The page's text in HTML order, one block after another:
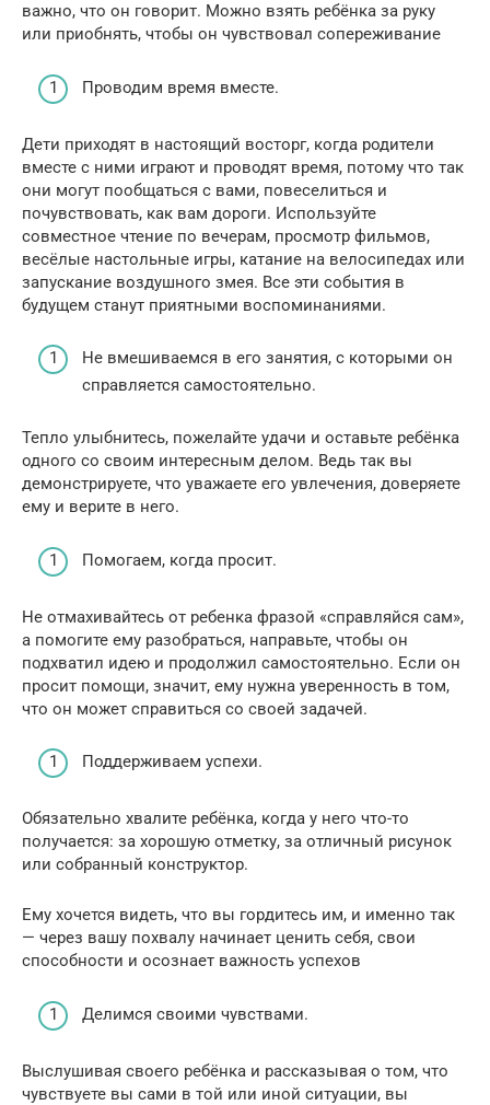
важно, что он говорит. Можно взять ребёнка за руку
или приобнять, чтобы он чувствовал сопереживание
Проводим время вместе.
Дети приходят в настоящий восторг, когда родители
вместе с ними играют и проводят время, потому что так
они могут пообщаться с вами, повеселиться и
почувствовать, как вам дороги. Используйте
совместное чтение по вечерам, просмотр фильмов,
весёлые настольные игры, катание на велосипедах или
запускание воздушного змея. Все эти события в
будущем станут приятными воспоминаниями.
Не вмешиваемся в его занятия, с которыми он
справляется самостоятельно.
Тепло улыбнитесь, пожелайте удачи и оставьте ребёнка
одного со своим интересным делом. Ведь так вы
демонстрируете, что уважаете его увлечения, доверяете
ему и верите в него.
Помогаем, когда просит.
Не отмахивайтесь от ребенка фразой «справляйся сам»,
а помогите ему разобраться, направьте, чтобы он
подхватил идею и продолжил самостоятельно. Если он
просит помощи, значит, ему нужна уверенность в том,
что он может справиться со своей задачей.
Поддерживаем успехи.
Обязательно хвалите ребёнка, когда у него что-то
получается: за хорошую отметку, за отличный рисунок
или собранный конструктор.
Ему хочется видеть, что вы гордитесь им, и именно так
— через вашу похвалу начинает ценить себя, свои
способности и осознает важность успехов
Делимся своими чувствами.
Выслушивая своего ребёнка и рассказывая о том, что
чувствуете вы сами в той или иной ситуации, вы